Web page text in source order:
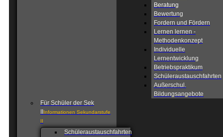
Beratung
Bewertung
Fordern und Fördern
Lernen lernen -
Methodenkonzept
Individuelle
Lernentwicklung
Betriebspraktikum
Schüleraustauschfahrten
Außerschul.
Bildungsangebote
Für Schüler der Sek
Informationen Sekundarstufe
II
Schüleraustauschfahrten